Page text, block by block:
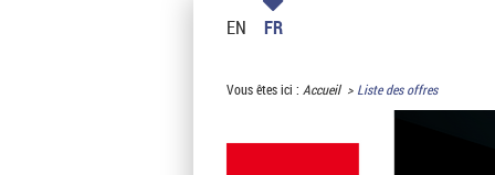
EN FR
Vous êtes ici : Accueil Liste des offres